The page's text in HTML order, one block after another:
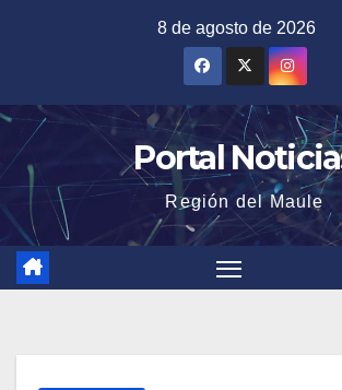
8 de agosto de 2026
Portal
Región del Maule